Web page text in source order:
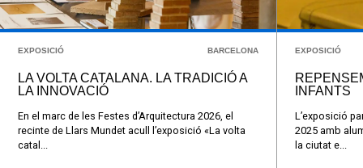
EXPOSICIÓ BARCELONA
LA VOLTA CATALANA. LA TRADICIÓ A
LA INNOVACIÓ
En el marc de les Festes d’Arquitectura 2026, el
recinte de Llars Mundet acull l’exposició «La volta
catal...
EXPOSICIÓ
INFANTS
L’exposició
2025 amb
la ciutat e...